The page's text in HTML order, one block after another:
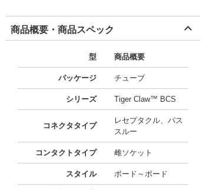
商品概要・商品スペック
型 商品概要
パッケージ チューブ
シリーズ Tiger Claw™ BCS
コネクタタイプ
レセプタクル、パス
スルー
コンタクトタイプ 雌ソケット
スタイル ボード～ボード